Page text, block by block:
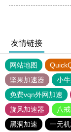
友情链接
网站地图
坚果加速器
小
免费vqn外网加速
旋风加速器
八
黑洞加速
一元